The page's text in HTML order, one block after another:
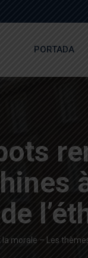
PORTADA
morale – Les